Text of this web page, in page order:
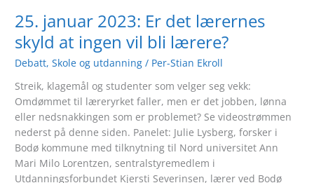
25. januar 2023: Er det lærernes
skyld at ingen vil bli lærere?
Debatt,Skole og utdanning / Per-Stian Ekroll
Streik, klagemål og studenter som velger seg vekk:
Omdømmet til læreryrket faller, men er det jobben, lønna
eller nedsnakkingen som er problemet? Se videostrømmen
nederst på denne siden. Panelet: Julie Lysberg, forsker i
Bodø kommune med tilknytning til Nord universitet Ann
Mari Milo Lorentzen, sentralstyremedlem i
Utdanningsforbundet Kjersti Severinsen, lærer ved Bodø
lærere?